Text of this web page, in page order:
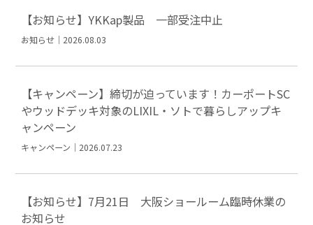
【お知らせ】YKKap製品 一部受注中止
お知らせ｜2026.08.03
【キャンペーン】締切が迫っています！カーポートSC
やウッドデッキ対象のLIXIL・ソトで暮らしアップキ
ャンペーン
キャンペーン｜2026.07.23
【お知らせ】7月21日 大阪ショールーム臨時休業の
お知らせ